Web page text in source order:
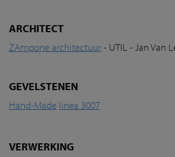
ARCHITECT
ZAmpone architectuur- UTIL - Jan Van
GEVELSTENEN
Hand-Made linea 3007
VERWERKING